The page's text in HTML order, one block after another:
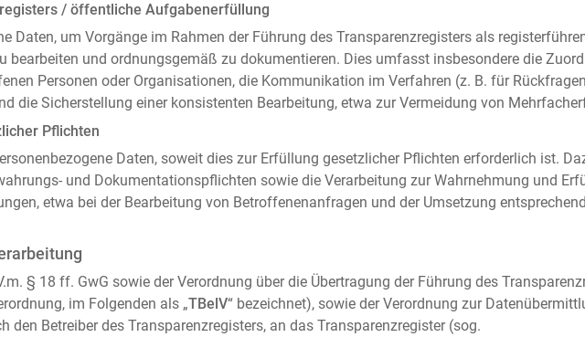
/ öffentliche Aufgabenerfüllung
Daten, um Vorgänge im Rahmen der Führung des Transparenzregisters als
bearbeiten und ordnungsgemäß zu dokumentieren. Dies umfasst insbesondere die
Personen oder Organisationen, die Kommunikation im Verfahren (z. B. für
die Sicherstellung einer konsistenten Bearbeitung, etwa zur Vermeidung von
Pflichten
Daten, soweit dies zur Erfüllung gesetzlicher Pflichten erforderlich ist.
und Dokumentationspflichten sowie die Verarbeitung zur Wahrnehmung und
etwa bei der Bearbeitung von Betroffenenanfragen und der Umsetzung
§ 18 ff. GwG sowie der Verordnung über die Übertragung der Führung des
im Folgenden als „TBelV“ bezeichnet), sowie der Verordnung zur
den Betreiber des Transparenzregisters, an das Transparenzregister (sog.